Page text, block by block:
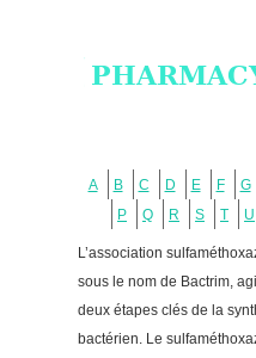
A B C D E F G
P
Q R S T U
L’association
sous le nom de Bactrim,
deux étapes clés de la
bactérien. Le